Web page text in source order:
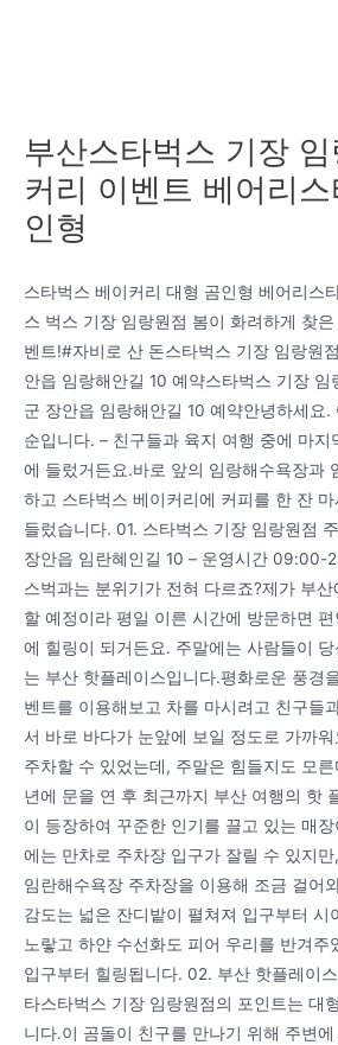
부산스타벅스 기장
커리 이벤트 베어리
인형
스타벅스 베이커리 대형 곰인형 베어리스
스 벅스 기장 임랑원점 봄이 화려하게 찾
벤트!#자비로 산 돈스타벅스 기장 임랑원
안읍 임랑해안길 10 예약스타벅스 기장
군 장안읍 임랑해안길 10 예약안녕하세요.
순입니다. – 친구들과 육지 여행 중에 마
에 들렀거든요.바로 앞의 임랑해수욕장과
하고 스타벅스 베이커리에 커피를 한 잔
들렀습니다. 01. 스타벅스 기장 임랑원점
장안읍 임란혜인길 10 – 운영시간 09:00-
스벅과는 분위기가 전혀 다르죠?제가 부
할 예정이라 평일 이른 시간에 방문하면
에 힐링이 되거든요. 주말에는 사람들이
는 부산 핫플레이스입니다.평화로운 풍경
벤트를 이용해보고 차를 마시려고 친구들
서 바로 바다가 눈앞에 보일 정도로 가까
주차할 수 있었는데, 주말은 힘들지도 모
년에 문을 연 후 최근까지 부산 여행의 핫
이 등장하여 꾸준한 인기를 끌고 있는 매
에는 만차로 주차장 입구가 잘릴 수 있지
임란해수욕장 주차장을 이용해 조금 걸어
감도는 넓은 잔디밭이 펼쳐져 입구부터 시
노랗고 하얀 수선화도 피어 우리를 반겨주
입구부터 힐링됩니다. 02. 부산 핫플레이
타스타벅스 기장 임랑원점의 포인트는 대
니다.이 곰돌이 친구를 만나기 위해 주변